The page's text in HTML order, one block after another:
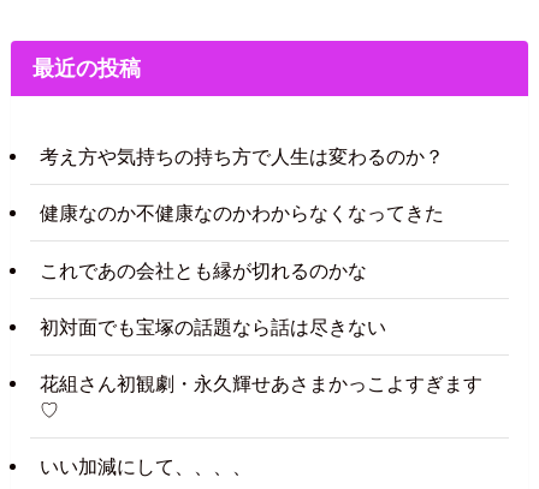
最近の投稿
考え方や気持ちの持ち方で人生は変わるのか？
健康なのか不健康なのかわからなくなってきた
これであの会社とも縁が切れるのかな
初対面でも宝塚の話題なら話は尽きない
花組さん初観劇・永久輝せあさまかっこよすぎます
♡
いい加減にして、、、、